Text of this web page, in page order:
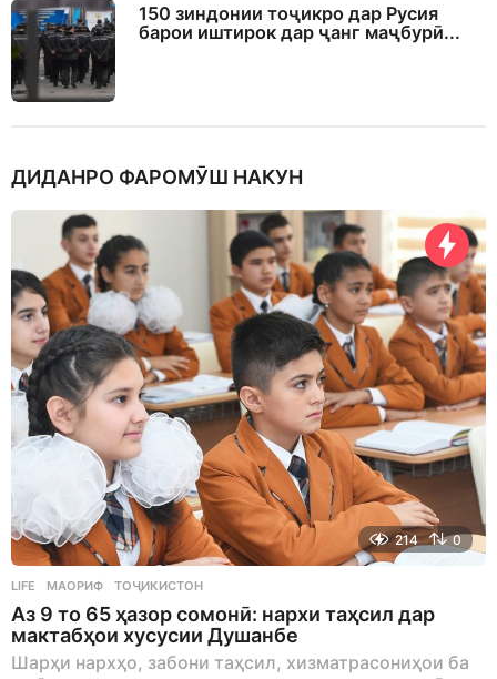
150 зиндонии тоҷикро дар Русия
барои иштирок дар ҷанг маҷбурӣ...
ДИДАНРО ФАРОМӮШ НАКУН
214 0
LIFE МАОРИФ ,ТОҶИКИСТОН
Аз 9 то 65 ҳазор сомонӣ: нархи таҳсил дар
мактабҳои хусусии Душанбе
Шарҳи нархҳо, забони таҳсил, хизматрасониҳои ба